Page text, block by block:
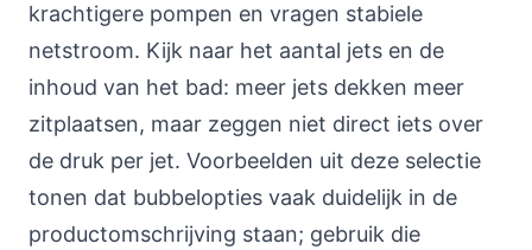
krachtigere pompen en vragen stabiele
netstroom. Kijk naar het aantal jets en de
inhoud van het bad: meer jets dekken meer
zitplaatsen, maar zeggen niet direct iets over
de druk per jet. Voorbeelden uit deze selectie
tonen dat bubbelopties vaak duidelijk in de
productomschrijving staan; gebruik die